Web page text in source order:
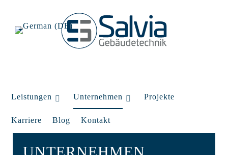
Leistungen Unternehmen Projekte
Karriere Blog Kontakt